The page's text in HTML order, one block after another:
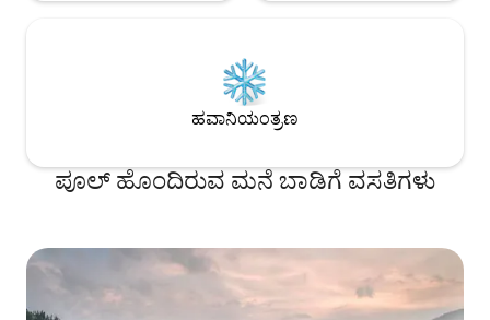
ಹವಾನಿಯಂತ್ರಣ
ಪೂಲ್ ಹೊಂದಿರುವ ಮನೆ ಬಾಡಿಗೆ ವಸತಿಗಳು